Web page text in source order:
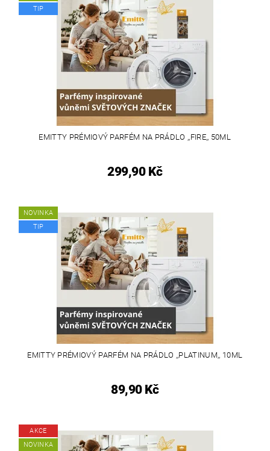
TIP
EMITTY PRÉMIOVÝ PARFÉM NA PRÁDLO ,,FIRE,, 50ML
299,90 Kč
NOVINKA
TIP
EMITTY PRÉMIOVÝ PARFÉM NA PRÁDLO ,,PLATINUM,, 10ML
89,90 Kč
AKCE
NOVINKA